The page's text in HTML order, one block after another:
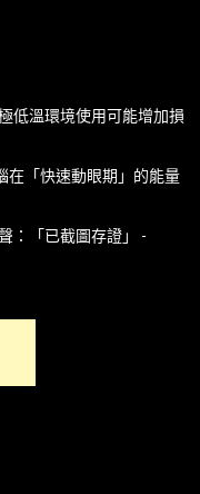
低溫環境使用可能增加損
在「快速動眼期」的能量
：「已截圖存證」 -